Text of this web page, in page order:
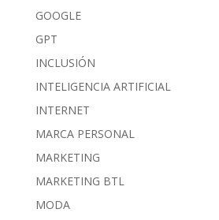
GOOGLE
GPT
INCLUSIÓN
INTELIGENCIA ARTIFICIAL
INTERNET
MARCA PERSONAL
MARKETING
MARKETING BTL
MODA